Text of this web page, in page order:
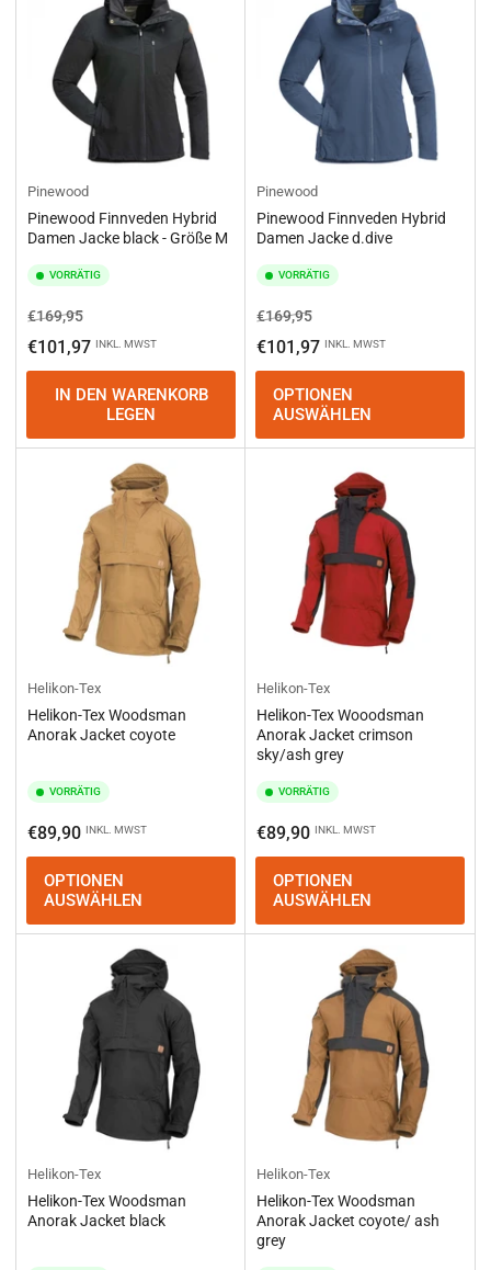
Pinewood
Pinewood Finnveden Hybrid
Damen Jacke black - Größe M
VORRÄTIG
Normaler
Preis
€169,95Ausverkaufspreis
€101,97 INKL. MWST
IN DEN WARENKORB
LEGEN
Pinewood
Pinewood Finnveden Hybrid
Damen Jacke d.dive
VORRÄTIG
Normaler
Preis
€169,95Ausverkaufspreis
€101,97 INKL. MWST
OPTIONEN
AUSWÄHLEN
Helikon-Tex
Helikon-Tex Woodsman
Anorak Jacket coyote
VORRÄTIG
Normaler
Preis
€89,90 INKL. MWST
OPTIONEN
AUSWÄHLEN
Helikon-Tex
Helikon-Tex Wooodsman
Anorak Jacket crimson
sky/ash grey
VORRÄTIG
Normaler
Preis
€89,90 INKL. MWST
OPTIONEN
AUSWÄHLEN
Helikon-Tex
Helikon-Tex Woodsman
Anorak Jacket black
Helikon-Tex
Helikon-Tex Woodsman
Anorak Jacket coyote/ ash
grey